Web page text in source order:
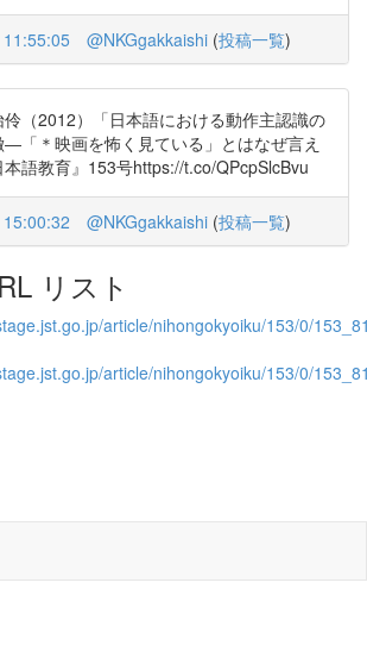
@NKGgakkaishi (投稿一覧)
伶（2012）「日本語における動作主認識の
「＊映画を怖く見ている」とはなぜ言え
語教育』153号https://t.co/QPcpSlcBvu
@NKGgakkaishi (投稿一覧)
リスト
article/nihongokyoiku/153/0/
article/nihongokyoiku/153/0/